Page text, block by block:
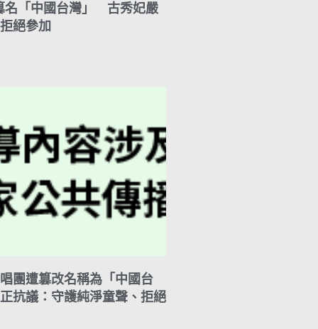
名「中國台灣」 古秀妃嚴
絕參加
團遭篡改名稱為「中國台
抗議：守護純淨童聲、拒絕